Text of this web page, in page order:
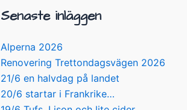
Senaste inläggen
Alperna 2026
Renovering Trettondagsvägen 2026
21/6 en halvdag på landet
20/6 startar i Frankrike…